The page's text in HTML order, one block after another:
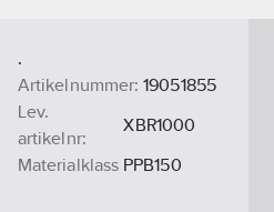
.
Artikelnummer: 19051855
Lev.
artikelnr:
XBR1000
Materialklass PPB150